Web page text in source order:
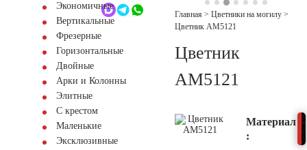
Обратный звонокЭкономичные
Вертикальные
Фрезерные
Горизонтальные
Двойные
Арки и Колонны
Элитные
С крестом
Маленькие
Эксклюзивные
Главная > Цветники на могилу >
Цветник AM5121
Цветник
AM5121
Материал
: